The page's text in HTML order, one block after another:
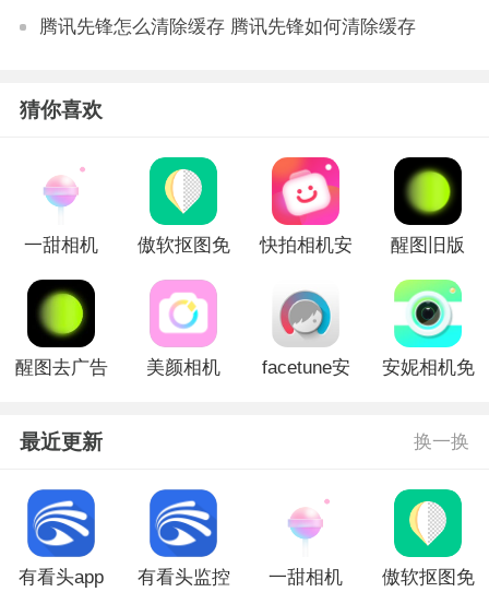
腾讯先锋怎么清除缓存 腾讯先锋如何清除缓存
猜你喜欢
一甜相机
傲软抠图免
快拍相机安
醒图旧版
醒图去广告
美颜相机
facetune安
安妮相机免
最近更新 换一换
有看头app 有看头监控 一甜相机 傲软抠图免